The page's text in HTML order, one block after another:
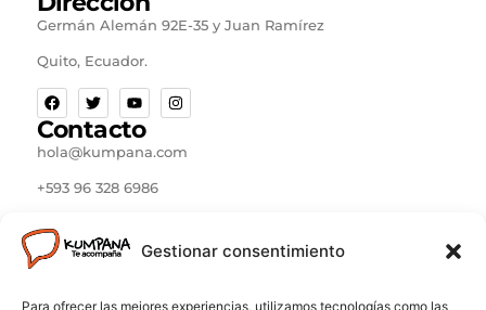
Gestionar consentimiento
Para ofrecer las mejores experiencias, utilizamos tecnologías como las
Germán Alemán 92E-35 y Juan Ramírez
Quito, Ecuador.
Contacto
hola@kumpana.com
+593 96 328 6986
Kumpana Ecuador © 2024. Todos los derechos
reservados. Construido por Ricardo Erazo García